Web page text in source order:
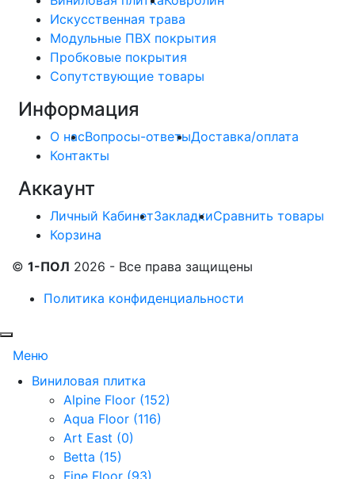
Искусственная трава
Модульные ПВХ покрытия
Пробковые покрытия
Сопутствующие товары
Информация
О насВопросы-ответыДоставка/оплата
Контакты
Аккаунт
Личный КабинетЗакладкиСравнить товары
Корзина
© 1-ПОЛ 2026 - Все права защищены
Политика конфиденциальности
Меню
Виниловая плитка
Alpine Floor (152)
Aqua Floor (116)
Art East (0)
Betta (15)
Fine Floor (93)